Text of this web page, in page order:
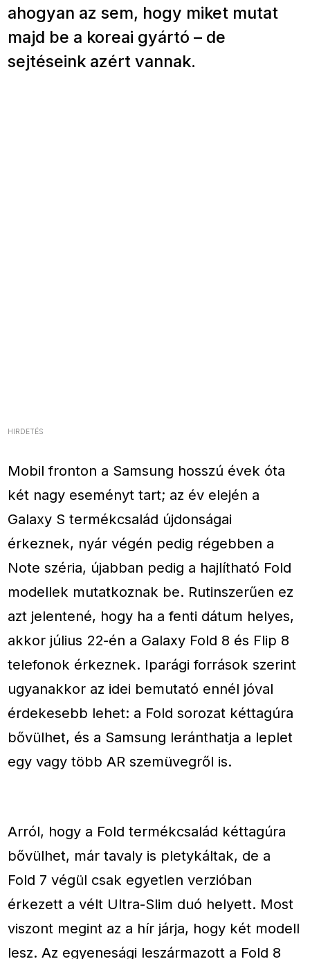
ahogyan az sem, hogy miket mutat
majd be a koreai gyártó – de
sejtéseink azért vannak.
HIRDETÉS
Mobil fronton a Samsung hosszú évek óta
két nagy eseményt tart; az év elején a
Galaxy S termékcsalád újdonságai
érkeznek, nyár végén pedig régebben a
Note széria, újabban pedig a hajlítható Fold
modellek mutatkoznak be. Rutinszerűen ez
azt jelentené, hogy ha a fenti dátum helyes,
akkor július 22-én a Galaxy Fold 8 és Flip 8
telefonok érkeznek. Iparági források szerint
ugyanakkor az idei bemutató ennél jóval
érdekesebb lehet: a Fold sorozat kéttagúra
bővülhet, és a Samsung leránthatja a leplet
egy vagy több AR szemüvegről is.
Arról, hogy a Fold termékcsalád kéttagúra
bővülhet, már tavaly is pletykáltak, de a
Fold 7 végül csak egyetlen verzióban
érkezett a vélt Ultra-Slim duó helyett. Most
viszont megint az a hír járja, hogy két modell
lesz. Az egyenesági leszármazott a Fold 8